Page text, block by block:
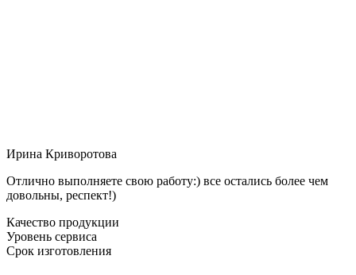
Ирина Криворотова
Отлично выполняете свою работу:) все остались более чем
довольны, респект!)
Качество продукции
Уровень сервиса
Срок изготовления